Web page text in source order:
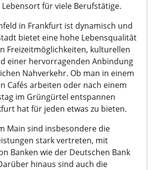
für viele Berufstätige.
in Frankfurt ist dynamisch und
bietet eine hohe Lebensqualität
Freizeitmöglichkeiten, kulturellen
einer hervorragenden Anbindung
Nahverkehr. Ob man in einem
Cafés arbeiten oder nach einem
im Grüngürtel entspannen
hat für jeden etwas zu bieten.
Main sind insbesondere die
stark vertreten, mit
Banken wie der Deutschen Bank
hinaus sind auch die